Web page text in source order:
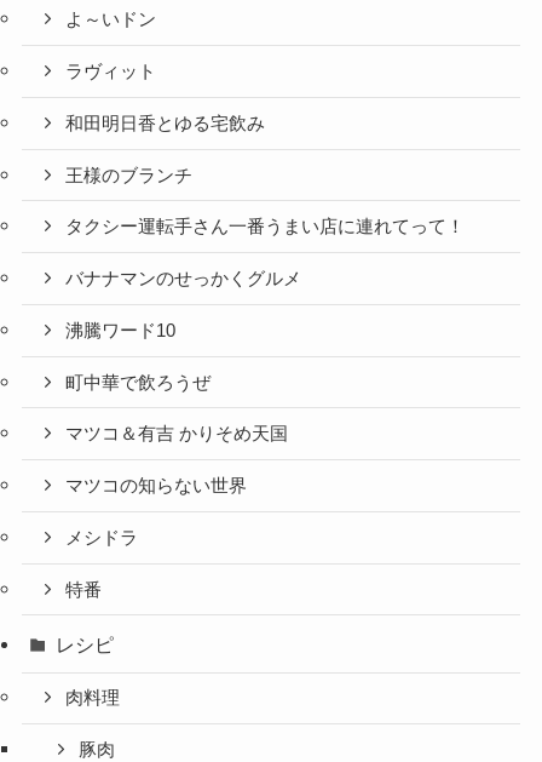
よ～いドン
ラヴィット
和田明日香とゆる宅飲み
王様のブランチ
タクシー運転手さん一番うまい店に連れてって！
バナナマンのせっかくグルメ
沸騰ワード10
町中華で飲ろうぜ
マツコ＆有吉 かりそめ天国
マツコの知らない世界
メシドラ
特番
レシピ
肉料理
豚肉